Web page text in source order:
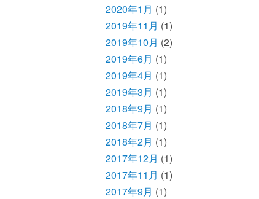
2020年1月 (1)
2019年11月 (1)
2019年10月 (2)
2019年6月 (1)
2019年4月 (1)
2019年3月 (1)
2018年9月 (1)
2018年7月 (1)
2018年2月 (1)
2017年12月 (1)
2017年11月 (1)
2017年9月 (1)